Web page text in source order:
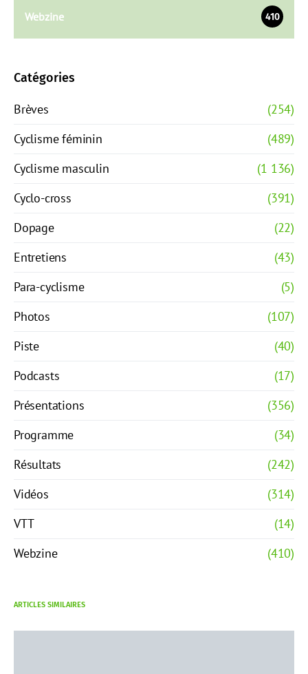
Webzine 410
Catégories
Brèves
(254)
Cyclisme féminin
(489)
Cyclisme masculin
(1 136)
Cyclo-cross
(391)
Dopage
(22)
Entretiens
(43)
Para-cyclisme
(5)
Photos
(107)
Piste
(40)
Podcasts
(17)
Présentations
(356)
Programme
(34)
Résultats
(242)
Vidéos
(314)
VTT
(14)
Webzine
(410)
ARTICLES SIMILAIRES